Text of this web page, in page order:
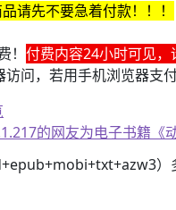
请先不要急着付款！！！
付费内容24小时可见
访问，若用手机浏览器支
的网友为电子书籍《
极乐净土，谁的最有灵魂
）